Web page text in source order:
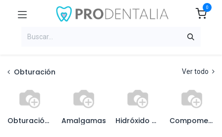
0
Obturación Ver todo
Obturación provisional Amalgamas Hidróxido de Calcio y Fondo de cavidad Compomeros